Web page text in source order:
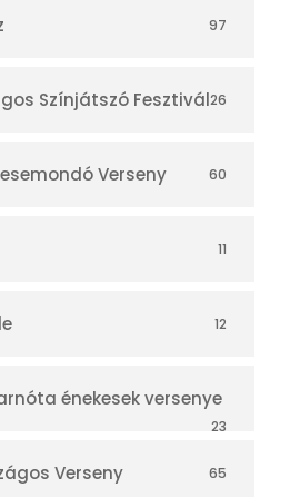
97
Színjátszó Fesztivál26
Verseny 60
11
12
énekesek versenye
23
Verseny 65